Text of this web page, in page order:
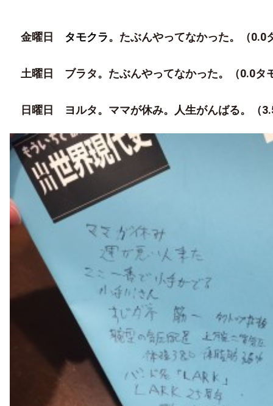
金曜日 タモクラ。たぶんやってなかった。（0.0
土曜日 ブラタ。たぶんやってなかった。（0.0タ
日曜日 ヨルタ。ママが休み。人生がんばる。（